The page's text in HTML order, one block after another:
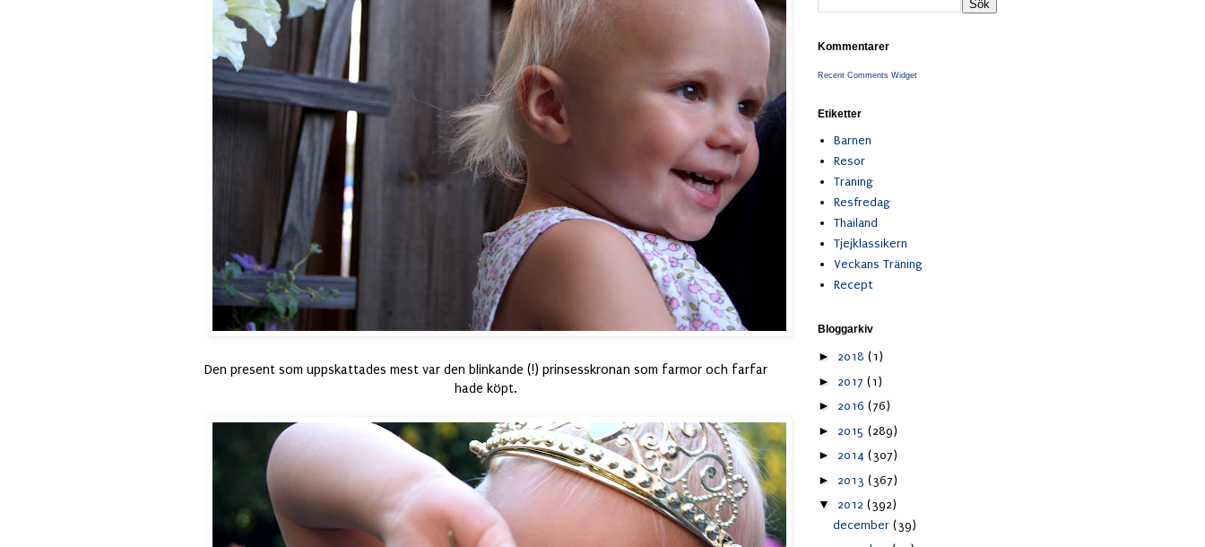
Den present som uppskattades mest var den blinkande (!) prinsesskronan som farmor och farfar
hade köpt.
Kommentarer
Recent Comments Widget
Etiketter
Barnen
Resor
Träning
Resfredag
Thailand
Tjejklassikern
Veckans Träning
Recept
Bloggarkiv
► 2018 (1)
► 2017 (1)
► 2016 (76)
► 2015 (289)
► 2014 (307)
► 2013 (367)
▼ 2012 (392)
december (39)